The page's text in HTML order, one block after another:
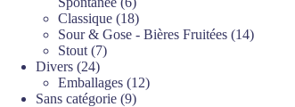
produits
Classique 1818
produits
Sour & Gose - Bières Fruitées 1414
Stout 77
Divers 2424
produits
Emballages 1212
Sans catégorie 99